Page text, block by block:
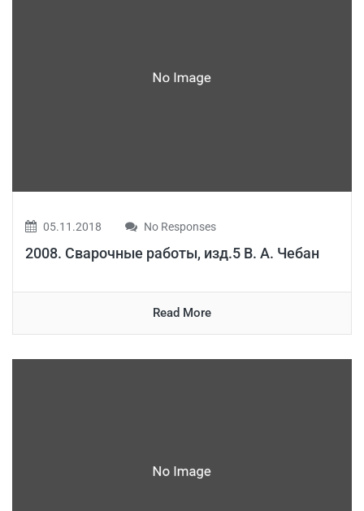
05.11.2018 No Responses
2008. Сварочные работы, изд.5 В. А. Чебан
Read More